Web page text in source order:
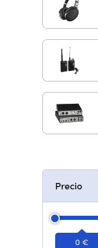
Precio
0 €